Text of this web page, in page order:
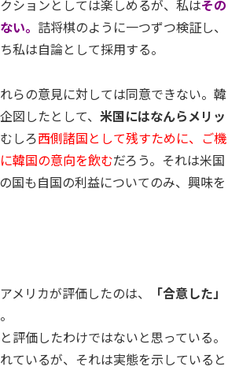
ションとしては楽しめるが、私はその
い。 詰将棋のように一つずつ検証し、
私は自論として採用する。
らの意見に対しては同意できない。韓
図したとして、 米国にはなんらメリッ
しろ西側諸国として残すために、ご機
韓国の意向を飲むだろう。それは米国
国も自国の利益についてのみ、興味を
メリカが評価したのは、
「合意した」
評価したわけではないと思っている。
ているが、それは実態を示していると